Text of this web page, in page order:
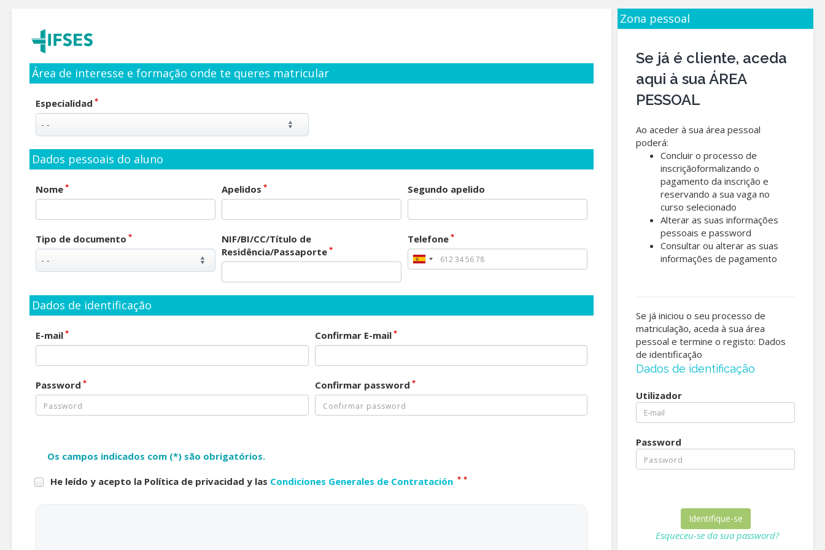
Área de interesse e formação onde te queres matricular
Especialidad *
Dados pessoais do aluno
Nome * Apelidos * Segundo apelido
Tipo de documento *
NIF/BI/CC/Título de
Residência/Passaporte *
Telefone *
Dados de identificação
E-mail * Confirmar E-mail*
Password * Confirmar password *
Os campos indicados com (*) são obrigatórios.
He leído y acepto la Política de privacidad y las Condiciones Generales de Contratación * *
Zona pessoal
Se já é cliente, aceda
aqui à sua ÁREA
PESSOAL
Ao aceder à sua área pessoal
poderá:
Concluir o processo de
inscriçãoformalizando o
pagamento da inscrição e
reservando a sua vaga no
curso selecionado
Alterar as suas informações
pessoais e password
Consultar ou alterar as suas
informações de pagamento
Se já iniciou o seu processo de
matriculação, aceda à sua área
pessoal e termine o registo: Dados
de identificação
Dados de identificação
Utilizador
Password
Esqueceu-se da sua password?